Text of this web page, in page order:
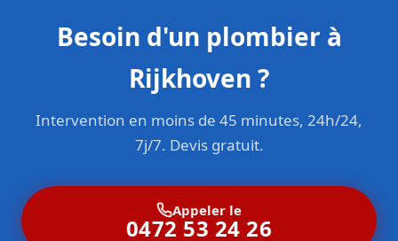
Besoin d'un plombier à
Rijkhoven ?
Intervention en moins de 45 minutes, 24h/24,
7j/7. Devis gratuit.
Appeler le
0472 53 24 26